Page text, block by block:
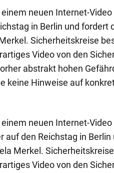
neuen Internet-
in Berlin und fordert
Sicherheitskreise
Video von den
abstrakt hohen
keine Hinweise auf
neuen Internet-
auf den Reichstag in Berlin
Merkel.
Video von den